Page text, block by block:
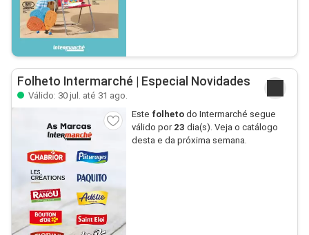
Folheto Intermarché | Especial Novidades
Válido: 30 jul. até 31 ago.
Este folhetodo Intermarché segue
válido por 23 dia(s). Veja o catálogo
desta e da próxima semana.